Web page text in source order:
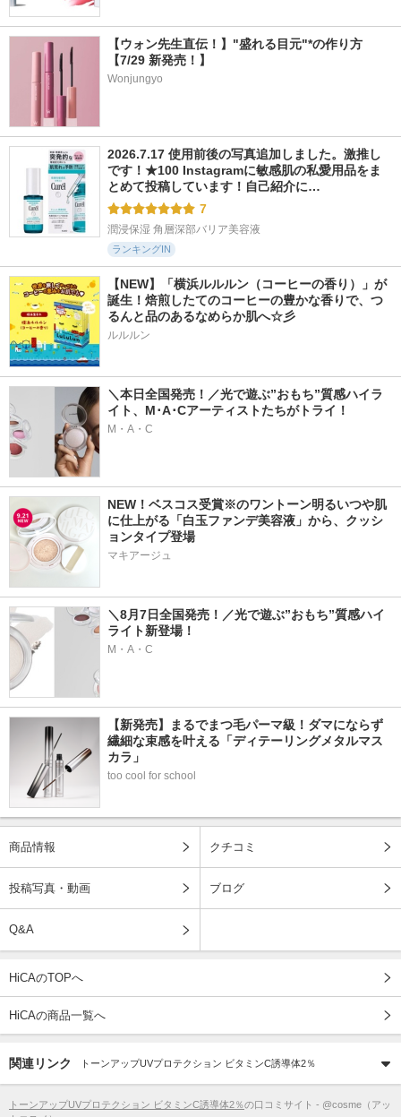
【ウォン先生直伝！】"盛れる目元"*の作り方
【7/29 新発売！】
Wonjungyo
2026.7.17 使用前後の写真追加しました。激推し
です！★100 Instagramに敏感肌の私愛用品をま
とめて投稿しています！自己紹介に…
7
潤浸保湿 角層深部バリア美容液
ランキングIN
【NEW】「横浜ルルルン（コーヒーの香り）」が
誕生！焙煎したてのコーヒーの豊かな香りで、つ
るんと品のあるなめらか肌へ☆彡
ルルルン
＼本日全国発売！／光で遊ぶ”おもち”質感ハイラ
イト、M･A･Cアーティストたちがトライ！
M・A・C
NEW！ベスコス受賞※のワントーン明るいつや肌
に仕上がる「白玉ファンデ美容液」から、クッシ
ョンタイプ登場
マキアージュ
＼8月7日全国発売！／光で遊ぶ”おもち”質感ハイ
ライト新登場！
M・A・C
【新発売】まるでまつ毛パーマ級！ダマにならず
繊細な束感を叶える「ディテーリングメタルマス
カラ」
too cool for school
商品情報 クチコミ
投稿写真・動画 ブログ
Q&A
HiCAのTOPへ
HiCAの商品一覧へ
関連リンク トーンアップUVプロテクション ビタミンC誘導体2％
トーンアップUVプロテクション ビタミンC誘導体2％の口コミサイト - @cosme（アッ